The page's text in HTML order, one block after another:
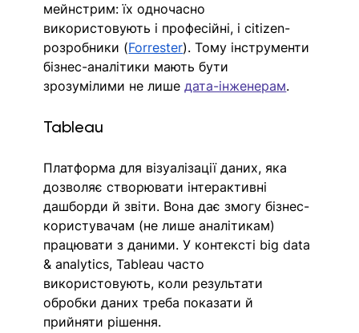
мейнстрим: їх одночасно
використовують і професійні, і citizen-
розробники (Forrester). Тому інструменти
бізнес-аналітики мають бути
зрозумілими не лише дата-інженерам.
Tableau
Платформа для візуалізації даних, яка
дозволяє створювати інтерактивні
дашборди й звіти. Вона дає змогу бізнес-
користувачам (не лише аналітикам)
працювати з даними. У контексті big data
& analytics, Tableau часто
використовують, коли результати
обробки даних треба показати й
прийняти рішення.